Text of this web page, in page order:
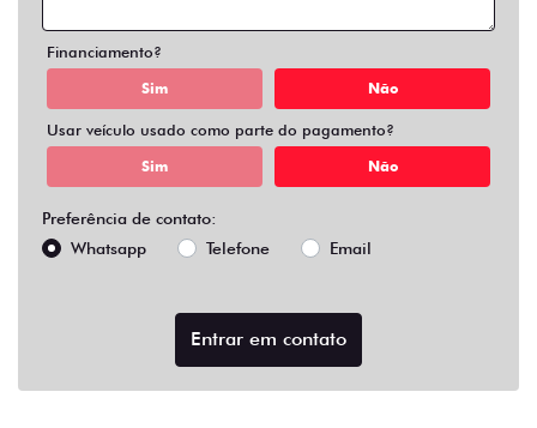
Financiamento?
Sim Não
Usar veículo usado como parte do pagamento?
Sim Não
Preferência de contato:
Whatsapp
Telefone Email
Entrar em contato